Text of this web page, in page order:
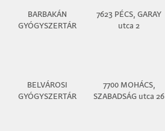
BARBAKÁN
GYÓGYSZERTÁR
7623 PÉCS, GARAY
utca 2
BELVÁROSI
GYÓGYSZERTÁR
7700 MOHÁCS,
SZABADSÁG utca 26